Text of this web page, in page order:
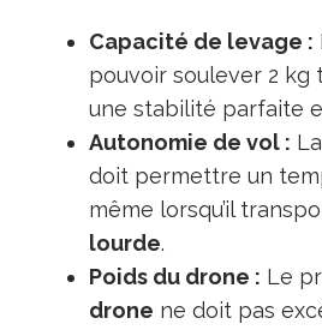
Capacité de levage :
pouvoir soulever 2
une stabilité parfaite
Autonomie de vol :
doit permettre un
même lorsqu’il
lourde.
Poids du drone : Le
drone ne doit pas